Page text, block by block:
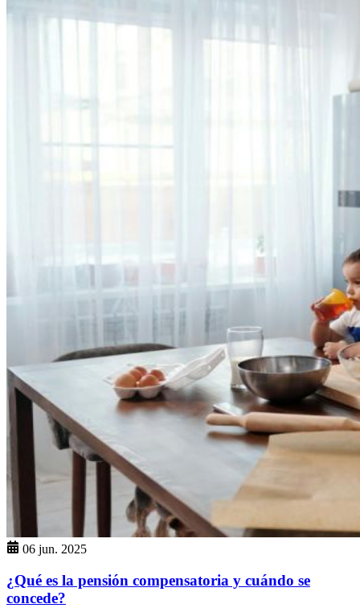
06 jun. 2025
¿Qué es la pensión compensatoria y cuándo se
concede?